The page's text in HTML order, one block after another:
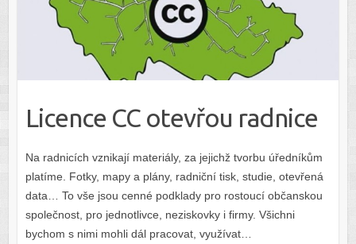
Licence CC otevřou radnice
Na radnicích vznikají materiály, za jejichž tvorbu úředníkům
platíme. Fotky, mapy a plány, radniční tisk, studie, otevřená
data… To vše jsou cenné podklady pro rostoucí občanskou
společnost, pro jednotlivce, neziskovky i firmy. Všichni
bychom s nimi mohli dál pracovat, využívat…